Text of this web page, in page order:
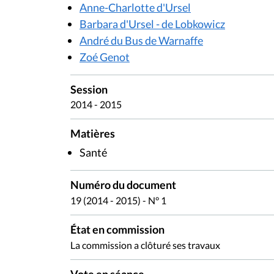
Anne-Charlotte d'Ursel
Barbara d'Ursel - de Lobkowicz
André du Bus de Warnaffe
Zoé Genot
Session
2014 - 2015
Matières
Santé
Numéro du document
19 (2014 - 2015) - N° 1
État en commission
La commission a clôturé ses travaux